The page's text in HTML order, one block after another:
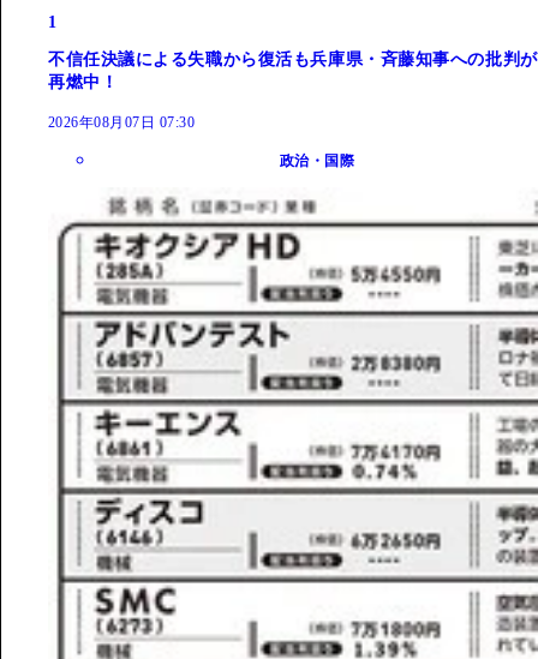
1
不信任決議による失職から復活も兵庫県・斉藤知事への批判が
再燃中！
2026年08月07日 07:30
政治・国際